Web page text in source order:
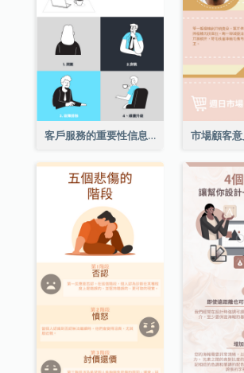
客戶服務的重要性信息圖表